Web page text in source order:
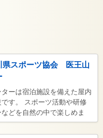
県スポーツ協会 医王山
ーは宿泊施設を備えた屋内
す。 スポーツ活動や研修
どを自然の中で楽しめま
で、家族や友人とのレクリ
軽にご利用ください。